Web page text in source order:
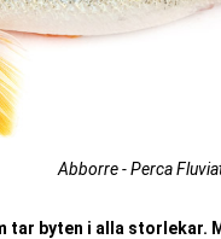
Abborre - Perca
byten i alla storlekar.